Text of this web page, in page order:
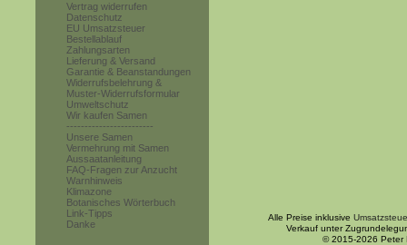
Vertrag widerrufen
Datenschutz
EU Umsatzsteuer
Bestellablauf
Zahlungsarten
Lieferung & Versand
Garantie & Beanstandungen
Widerrufsbelehrung &
Muster-Widerrufsformular
Umweltschutz
Wir kaufen Samen
------------------------
Unsere Samen
Vermehrung mit Samen
Aussaatanleitung
FAQ-Fragen zur Anzucht
Warnhinweis
Klimazone
Botanisches Wörterbuch
Link-Tipps
Danke
Alle Preise inklusive
Verkauf unter
© 2015-2026 Peter